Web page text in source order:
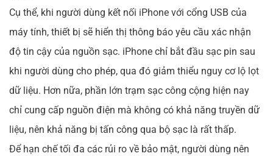
Cụ thể, khi người dùng kết nối iPhone với cổng USB của
máy tính, thiết bị sẽ hiển thị thông báo yêu cầu xác nhận
độ tin cậy của nguồn sạc. iPhone chỉ bắt đầu sạc pin sau
khi người dùng cho phép, qua đó giảm thiểu nguy cơ lộ lọt
dữ liệu. Hơn nữa, phần lớn trạm sạc công cộng hiện nay
chỉ cung cấp nguồn điện mà không có khả năng truyền dữ
liệu, nên khả năng bị tấn công qua bộ sạc là rất thấp.
Để hạn chế tối đa các rủi ro về bảo mật, người dùng nên